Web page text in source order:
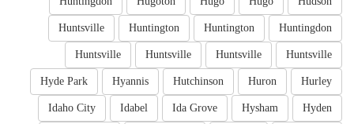
Huntingdon
Huntington
Huntington
Huntsville
Huntsville
Huntsville
Huntsville
Huntsville
Hurley
Huron
Hutchinson
Hyannis
Hyde Park
Hyden
Hysham
Ida Grove
Idabel
Idaho City